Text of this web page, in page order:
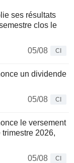
ses résultats
clos le
05/08
CI
un dividende
05/08
CI
le versement
2026,
05/08
CI